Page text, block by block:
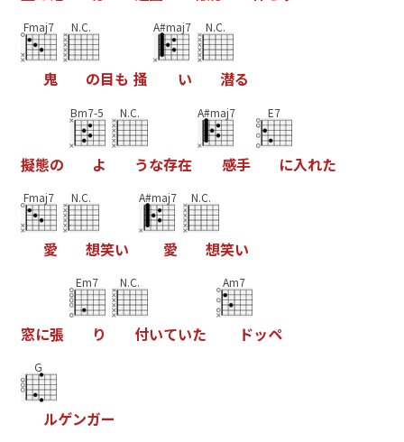
Fmaj7
鬼
N.C.
の目も 掻
A#maj7
い
N.C.
潜る
擬態の
Bm7-5
よ
N.C.
うな存在
A#maj7
感手
E7
に入れた
Fmaj7
愛
N.C.
想笑い
A#maj7
愛
N.C.
想笑い
窓に張
Em7
り
N.C.
付いていた
Am7
ドッペ
G
ルゲンガー